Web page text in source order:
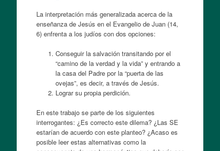
La interpretación más generalizada acerca de la
enseñanza de Jesús en el Evangelio de Juan (14,
6) enfrenta a los judíos con dos opciones:
Conseguir la salvación transitando por el
“camino de la verdad y la vida” y entrando a
la casa del Padre por la “puerta de las
ovejas”, es decir, a través de Jesús.
Lograr su propia perdición.
En este trabajo se parte de los siguientes
interrogantes: ¿Es correcto este dilema? ¿Las SE
estarían de acuerdo con este planteo? ¿Acaso es
posible leer estas alternativas como la